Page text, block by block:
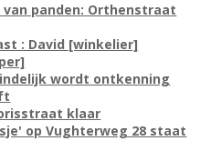
panden: Orthenstraat
: David [winkelier]
wordt ontkenning
klaar
op Vughterweg 28 staat